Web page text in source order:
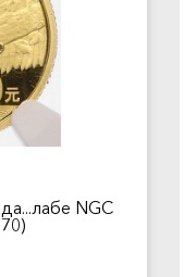
NGC